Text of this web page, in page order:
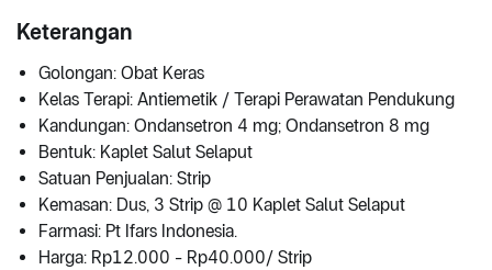
Keterangan
Golongan: Obat Keras
Kelas Terapi: Antiemetik / Terapi Perawatan Pendukung
Kandungan: Ondansetron 4 mg; Ondansetron 8 mg
Bentuk: Kaplet Salut Selaput
Satuan Penjualan: Strip
Kemasan: Dus, 3 Strip @ 10 Kaplet Salut Selaput
Farmasi: Pt Ifars Indonesia.
Harga: Rp12.000 - Rp40.000/ Strip